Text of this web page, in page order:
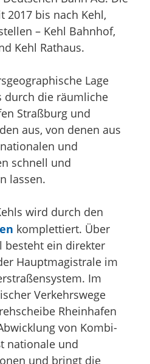
2017 bis nach Kehl,
– Kehl Bahnhof,
Kehl Rathaus.
Lage
durch die räumliche
Straßburg und
aus, von denen aus
und
schnell und
lassen.
wird durch den
komplettiert. Über
besteht ein direkter
Hauptmagistrale im
Im
Verkehrswege
Rheinhafen
von Kombi-
nationale und
und bringt die